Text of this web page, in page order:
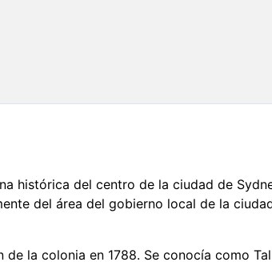
histórica del centro de la ciudad de
del área del gobierno local de la
la colonia en 1788. Se conocía como